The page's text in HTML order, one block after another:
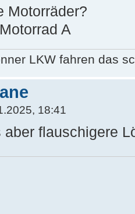
Motorräder?
A
LKW fahren das
18:41
aber flauschigere